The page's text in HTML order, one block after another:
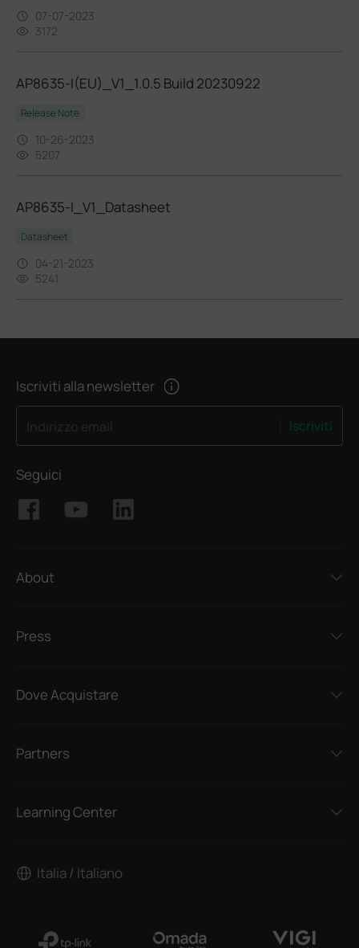
07-07-2023
3172
AP8635-I(EU)_V1_1.0.5 Build 20230922
Release Note
10-26-2023
5207
AP8635-I_V1_Datasheet
Datasheet
04-21-2023
5241
Iscriviti alla newsletter
Indirizzo email Iscriviti
Seguici
About
Press
Dove Acquistare
Partners
Learning Center
Italia / Italiano